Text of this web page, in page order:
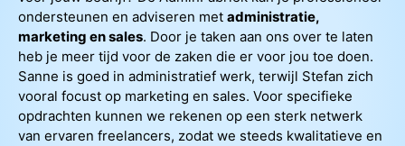
ondersteunen en adviseren met administratie,
marketing en sales. Door je taken aan ons over te laten
heb je meer tijd voor de zaken die er voor jou toe doen.
Sanne is goed in administratief werk, terwijl Stefan zich
vooral focust op marketing en sales. Voor specifieke
opdrachten kunnen we rekenen op een sterk netwerk
van ervaren freelancers, zodat we steeds kwalitatieve en